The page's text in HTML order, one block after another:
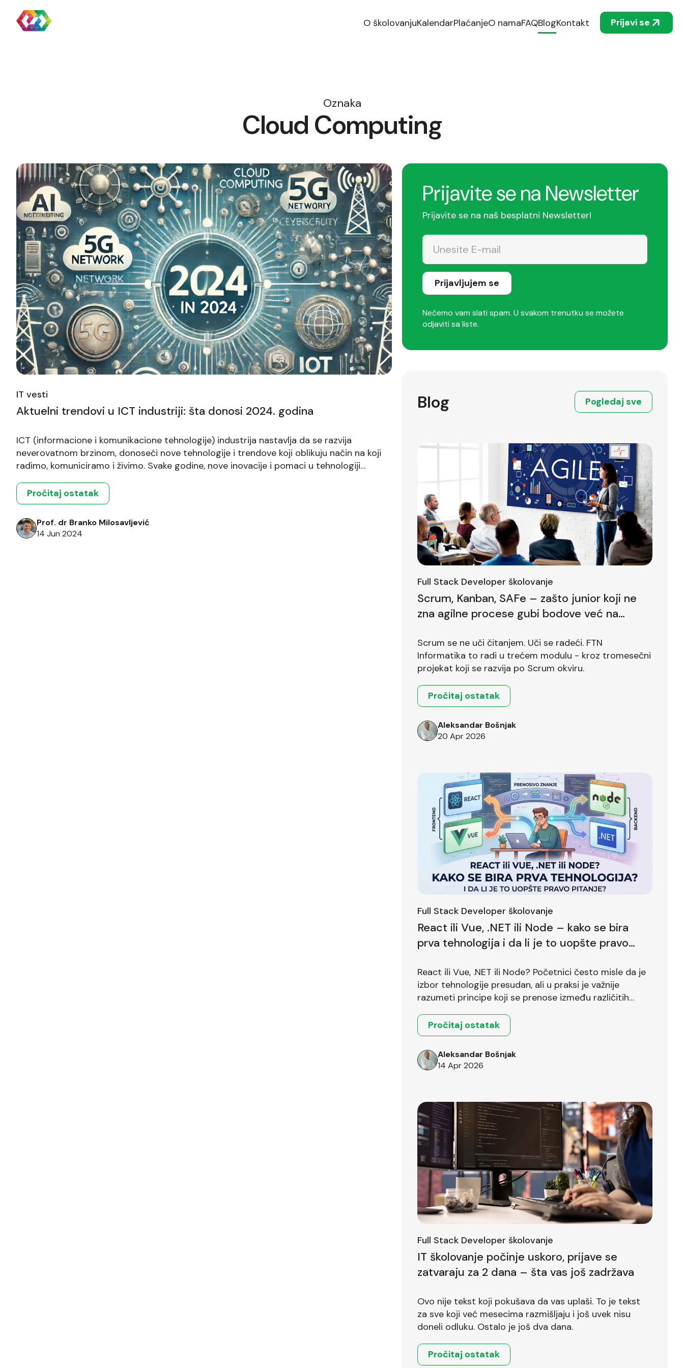
O školovanjuKalendarPlaćanjeO namaFAQBlogKontakt Prijavi se
Oznaka
Cloud Computing
IT vesti
Aktuelni trendovi u ICT industriji: šta donosi 2024. godina
ICT (informacione i komunikacione tehnologije) industrija nastavlja da se razvija
neverovatnom brzinom, donoseći nove tehnologije i trendove koji oblikuju način na koji
radimo, komuniciramo i živimo. Svake godine, nove inovacije i pomaci u tehnologiji
članak istražuje najvažnije trendove u ICT industriji […]
Pročitaj ostatak
Prof. dr Branko Milosavljević
14 Jun 2024
Prijavite se na Newsletter
Prijavite se na naš besplatni Newsletter!
Prijavljujem se
Nećemo vam slati spam. U svakom trenutku se možete
odjaviti sa liste.
Blog Pogledaj sve
Full Stack Developer školovanje
Scrum, Kanban, SAFe – zašto junior koji ne
zna agilne procese gubi bodove već na
Scrum se ne uči čitanjem. Uči se radeći. FTN
Informatika to radi u trećem modulu - kroz tromesečni
projekat koji se razvija po Scrum okviru.
Pročitaj ostatak
Aleksandar Bošnjak
20 Apr 2026
Full Stack Developer školovanje
React ili Vue, .NET ili Node – kako se bira
prva tehnologija i da li je to uopšte pravo
React ili Vue, .NET ili Node? Početnici često misle da je
izbor tehnologije presudan, ali u praksi je važnije
razumeti principe koji se prenose između različitih
Pročitaj ostatak
Aleksandar Bošnjak
14 Apr 2026
Full Stack Developer školovanje
IT školovanje počinje uskoro, prijave se
zatvaraju za 2 dana – šta vas još zadržava
Ovo nije tekst koji pokušava da vas uplaši. To je tekst
za sve koji već mesecima razmišljaju i još uvek nisu
doneli odluku. Ostalo je još dva dana.
Pročitaj ostatak